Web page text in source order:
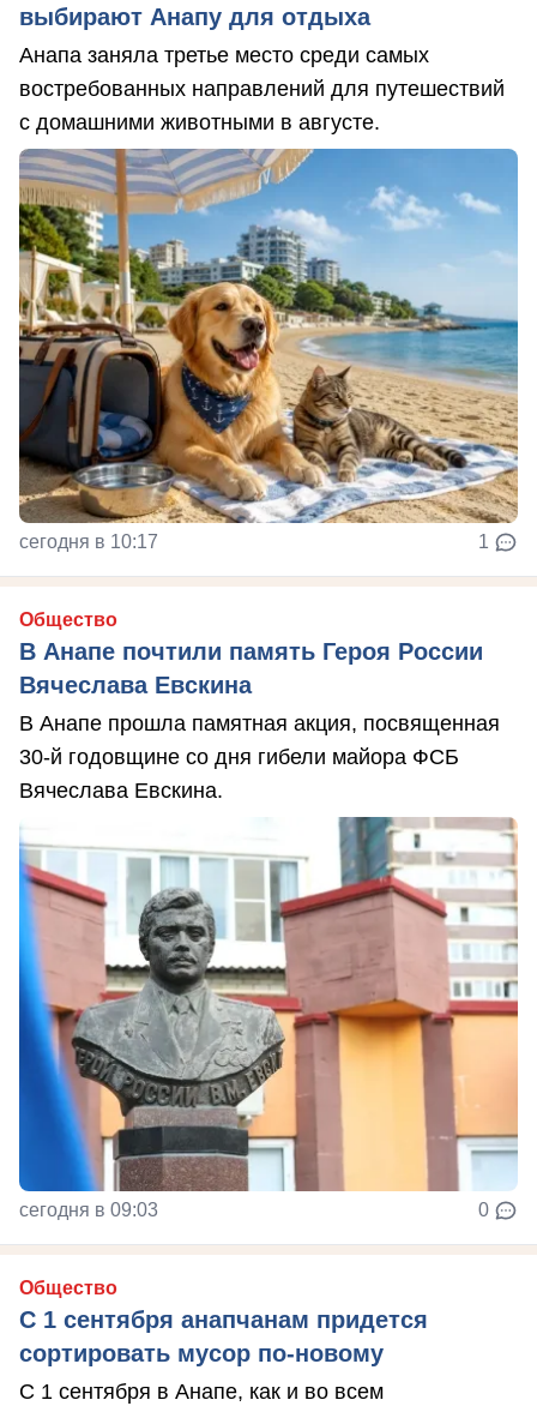
выбирают Анапу для отдыха
Анапа заняла третье место среди самых
востребованных направлений для путешествий
с домашними животными в августе.
сегодня в 10:17 1
Общество
В Анапе почтили память Героя России
Вячеслава Евскина
В Анапе прошла памятная акция, посвященная
30-й годовщине со дня гибели майора ФСБ
Вячеслава Евскина.
сегодня в 09:03 0
Общество
С 1 сентября анапчанам придется
сортировать мусор по-новому
С 1 сентября в Анапе, как и во всем